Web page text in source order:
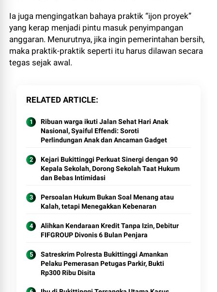
Ia juga mengingatkan bahaya praktik “ijon proyek”
yang kerap menjadi pintu masuk penyimpangan
anggaran. Menurutnya, jika ingin pemerintahan bersih,
maka praktik-praktik seperti itu harus dilawan secara
tegas sejak awal.
RELATED ARTICLE
Ribuan warga ikuti Jalan Sehat Hari Anak
Nasional, Syaiful Effendi: Soroti
Perlindungan Anak dan Ancaman Gadget
Kejari Bukittinggi Perkuat Sinergi dengan 90
Kepala Sekolah, Dorong Sekolah Taat Hukum
dan Bebas Intimidasi
Persoalan Hukum Bukan Soal Menang atau
Kalah, tetapi Menegakkan Kebenaran
Alihkan Kendaraan Kredit Tanpa Izin, Debitur
FIFGROUP Divonis 6 Bulan Penjara
Satreskrim Polresta Bukittinggi Amankan
Pelaku Pemerasan Petugas Parkir, Bukti
Rp300 Ribu Disita